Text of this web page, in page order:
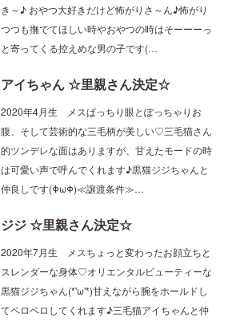
つつも撫でてほしい時やおやつの時はそーーーっ
と寄ってくる控えめな男の子です(…
2020年4月生 メスぱっちり眼とぽっちゃりお
腹、そして芸術的な三毛柄が美しい♡三毛猫さん
的ツンデレな面はありますが、甘えたモードの時
は可愛い声で呼んでくれます♪黒猫ジジちゃんと
仲良しです(ΦωΦ)≪譲渡条件≫…
2020年7月生 メスちょっと変わったお顔立ちと
スレンダーな身体♡オリエンタルビューティーな
黒猫ジジちゃん(*'ω'*)甘えながら腕をホールドし
てペロペロしてくれます♪三毛猫アイちゃんと仲
良しです(ΦωΦ)≪譲渡…